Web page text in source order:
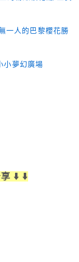
一人的巴黎櫻花勝
小夢幻廣場
⬇️ ⬇️